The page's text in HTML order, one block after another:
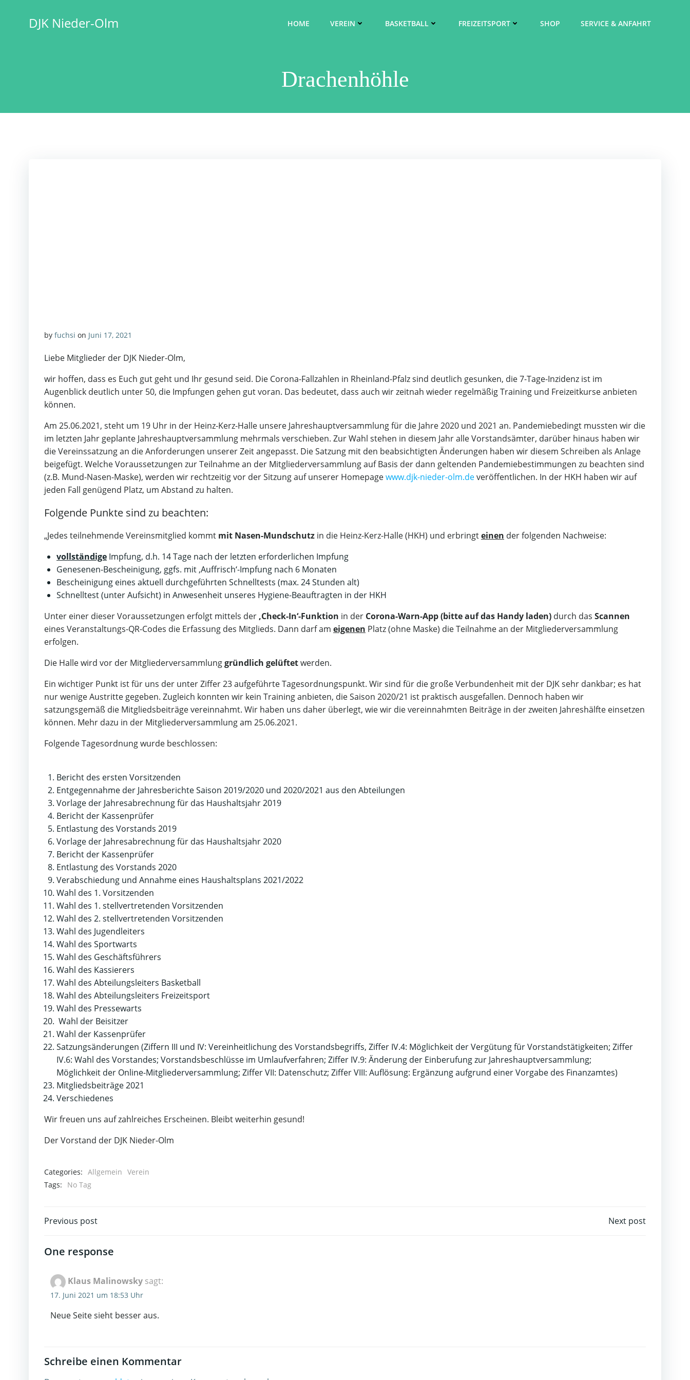
springenDJK Nieder-Olm HOME VEREIN BASKETBALL FREIZEITSPORT SHOP SERVICE & ANFAHRT
Drachenhöhle
by fuchsi on Juni 17, 2021
Liebe Mitglieder der DJK Nieder-Olm,
wir hoffen, dass es Euch gut geht und Ihr gesund seid. Die Corona-Fallzahlen in Rheinland-Pfalz sind deutlich gesunken, die 7-Tage-Inzidenz ist im
Augenblick deutlich unter 50, die Impfungen gehen gut voran. Das bedeutet, dass auch wir zeitnah wieder regelmäßig Training und Freizeitkurse anbieten
können.
Am 25.06.2021, steht um 19 Uhr in der Heinz-Kerz-Halle unsere Jahreshauptversammlung für die Jahre 2020 und 2021 an. Pandemiebedingt mussten wir die
im letzten Jahr geplante Jahreshauptversammlung mehrmals verschieben. Zur Wahl stehen in diesem Jahr alle Vorstandsämter, darüber hinaus haben wir
die Vereinssatzung an die Anforderungen unserer Zeit angepasst. Die Satzung mit den beabsichtigten Änderungen haben wir diesem Schreiben als Anlage
beigefügt. Welche Voraussetzungen zur Teilnahme an der Mitgliederversammlung auf Basis der dann geltenden Pandemiebestimmungen zu beachten sind
(z.B. Mund-Nasen-Maske), werden wir rechtzeitig vor der Sitzung auf unserer Homepagewww.djk-nieder-olm.deveröffentlichen. In der HKH haben wir auf
jeden Fall genügend Platz, um Abstand zu halten.
Folgende Punkte sind zu beachten:
„Jedes teilnehmende Vereinsmitglied kommt mit Nasen-Mundschutz in die Heinz-Kerz-Halle (HKH) und erbringteinen der folgenden Nachweise:
vollständige Impfung, d.h. 14 Tage nach der letzten erforderlichen Impfung
Genesenen-Bescheinigung, ggfs. mit ‚Auffrisch‘-Impfung nach 6 Monaten
Bescheinigung eines aktuell durchgeführten Schnelltests (max. 24 Stunden alt)
Schnelltest (unter Aufsicht) in Anwesenheit unseres Hygiene-Beauftragten in der HKH
Unter einer dieser Voraussetzungen erfolgt mittels der ‚Check-In‘-Funktion in der Corona-Warn-App (bitte auf das Handy laden) durch das Scannen
eines Veranstaltungs-QR-Codes die Erfassung des Mitglieds. Dann darf am eigenen Platz (ohne Maske) die Teilnahme an der Mitgliederversammlung
erfolgen.
Die Halle wird vor der Mitgliederversammlunggründlich gelüftetwerden.
Ein wichtiger Punkt ist für uns der unter Ziffer 23 aufgeführte Tagesordnungspunkt. Wir sind für die große Verbundenheit mit der DJK sehr dankbar; es hat
nur wenige Austritte gegeben. Zugleich konnten wir kein Training anbieten, die Saison 2020/21 ist praktisch ausgefallen. Dennoch haben wir
satzungsgemäß die Mitgliedsbeiträge vereinnahmt. Wir haben uns daher überlegt, wie wir die vereinnahmten Beiträge in der zweiten Jahreshälfte einsetzen
können. Mehr dazu in der Mitgliederversammlung am 25.06.2021.
Folgende Tagesordnung wurde beschlossen:
Bericht des ersten Vorsitzenden
Entgegennahme der Jahresberichte Saison 2019/2020 und 2020/2021 aus den Abteilungen
Vorlage der Jahresabrechnung für das Haushaltsjahr 2019
Bericht der Kassenprüfer
Entlastung des Vorstands 2019
Vorlage der Jahresabrechnung für das Haushaltsjahr 2020
Bericht der Kassenprüfer
Entlastung des Vorstands 2020
Verabschiedung und Annahme eines Haushaltsplans 2021/2022
Wahl des 1. Vorsitzenden
Wahl des 1. stellvertretenden Vorsitzenden
Wahl des 2. stellvertretenden Vorsitzenden
Wahl des Jugendleiters
Wahl des Sportwarts
Wahl des Geschäftsführers
Wahl des Kassierers
Wahl des Abteilungsleiters Basketball
Wahl des Abteilungsleiters Freizeitsport
Wahl des Pressewarts
Wahl der Beisitzer
Wahl der Kassenprüfer
Satzungsänderungen (Ziffern III und IV: Vereinheitlichung des Vorstandsbegriffs, Ziffer IV.4: Möglichkeit der Vergütung für Vorstandstätigkeiten; Ziffer
IV.6: Wahl des Vorstandes; Vorstandsbeschlüsse im Umlaufverfahren; Ziffer IV.9: Änderung der Einberufung zur Jahreshauptversammlung;
Möglichkeit der Online-Mitgliederversammlung; Ziffer VII: Datenschutz; Ziffer VIII: Auflösung: Ergänzung aufgrund einer Vorgabe des Finanzamtes)
Mitgliedsbeiträge 2021
Verschiedenes
Wir freuen uns auf zahlreiches Erscheinen. Bleibt weiterhin gesund!
Der Vorstand der DJK Nieder-Olm
Categories: Allgemein Verein
Tags:
No Tag
Post
navigation
Previous post Next post
One response
Klaus Malinowsky sagt:
17. Juni 2021 um 18:53 Uhr
Neue Seite sieht besser aus.
Schreibe einen Kommentar